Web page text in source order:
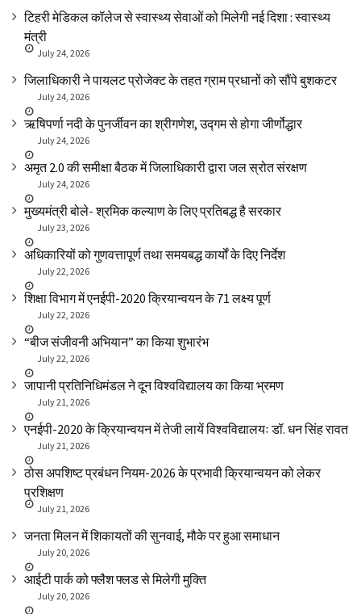
टिहरी मेडिकल कॉलेज से स्वास्थ्य सेवाओं को मिलेगी नई दिशा : स्वास्थ्य
मंत्री
July 24, 2026
जिलाधिकारी ने पायलट प्रोजेक्ट के तहत ग्राम प्रधानों को सौंपे बुशकटर
July 24, 2026
ऋषिपर्णा नदी के पुनर्जीवन का श्रीगणेश, उद्गम से होगा जीर्णोद्धार
July 24, 2026
अमृत 2.0 की समीक्षा बैठक में जिलाधिकारी द्वारा जल स्रोत संरक्षण
July 24, 2026
मुख्यमंत्री बोले- श्रमिक कल्याण के लिए प्रतिबद्ध है सरकार
July 23, 2026
अधिकारियों को गुणवत्तापूर्ण तथा समयबद्ध कार्यों के दिए निर्देश
July 22, 2026
शिक्षा विभाग में एनईपी-2020 क्रियान्वयन के 71 लक्ष्य पूर्ण
July 22, 2026
“बीज संजीवनी अभियान” का किया शुभारंभ
July 22, 2026
जापानी प्रतिनिधिमंडल ने दून विश्वविद्यालय का किया भ्रमण
July 21, 2026
एनईपी-2020 के क्रियान्वयन में तेजी लायें विश्वविद्यालयः डॉ. धन सिंह रावत
July 21, 2026
ठोस अपशिष्ट प्रबंधन नियम-2026 के प्रभावी क्रियान्वयन को लेकर
प्रशिक्षण
July 21, 2026
जनता मिलन में शिकायतों की सुनवाई, मौके पर हुआ समाधान
July 20, 2026
आईटी पार्क को फ्लैश फ्लड से मिलेगी मुक्ति
July 20, 2026